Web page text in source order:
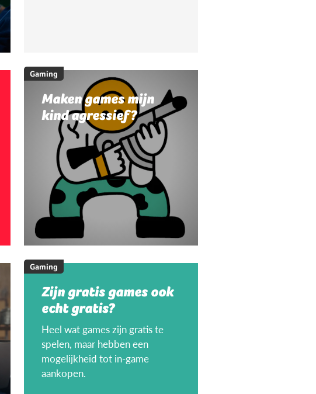
Gaming
Maken games mijn
kind agressief?
Gaming
Zijn gratis games ook
echt gratis?
Heel wat games zijn gratis te
spelen, maar hebben een
mogelijkheid tot in-game
aankopen.